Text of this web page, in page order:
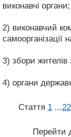
виконавчі органи;
2) виконавчий
самоорганізації
3) збори
4) органи
Стаття 1 ...22
Перейти